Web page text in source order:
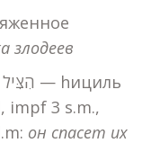
злодеев
impf 3 s.m.,
он спасет их